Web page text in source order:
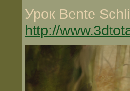
Урок Bente
http://